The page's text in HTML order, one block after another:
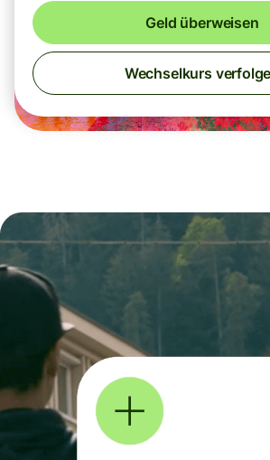
Geld überweisen
Wechselkurs